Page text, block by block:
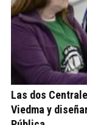
Las dos
Viedma y